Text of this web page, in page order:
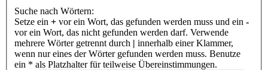
Suche nach Wörtern:
Setze ein + vor ein Wort, das gefunden werden muss und ein -
vor ein Wort, das nicht gefunden werden darf. Verwende
mehrere Wörter getrennt durch | innerhalb einer Klammer,
wenn nur eines der Wörter gefunden werden muss. Benutze
ein * als Platzhalter für teilweise Übereinstimmungen.